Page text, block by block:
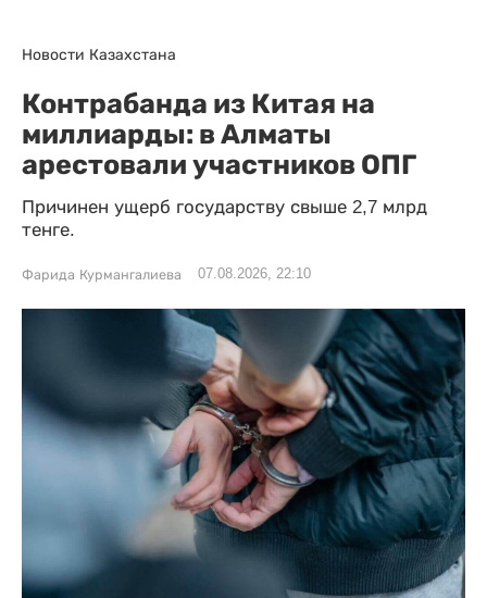
Новости Казахстана
Контрабанда из Китая на
миллиарды: в Алматы
арестовали участников ОПГ
Причинен ущерб государству свыше 2,7 млрд
тенге.
Фарида Курмангалиева 07.08.2026, 22:10